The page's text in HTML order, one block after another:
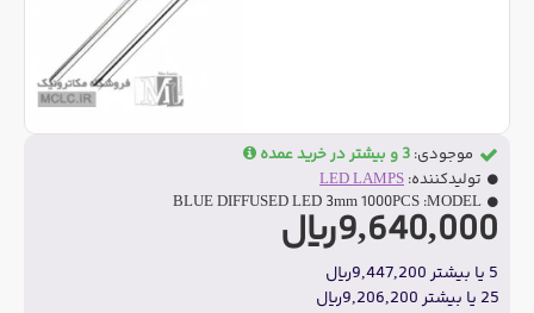
9,640,000ریال
5 یا بیشتر 9,447,200ریال
25 یا بیشتر 9,206,200ریال
موجودی: 3 و بیشتر در خرید عمده
تولیدکننده: LED LAMPS
MODEL:
BLUE DIFFUSED LED 3mm 1000PCS